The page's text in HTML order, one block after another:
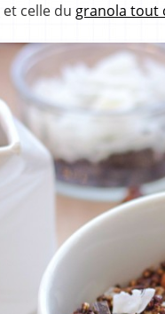
et celle du granola tout